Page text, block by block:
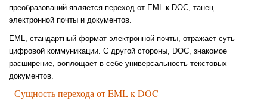
преобразований является переход от EML к DOC, танец
электронной почты и документов.
EML, стандартный формат электронной почты, отражает суть
цифровой коммуникации. С другой стороны, DOC, знакомое
расширение, воплощает в себе универсальность текстовых
документов.
Сущность перехода от EML к DOC